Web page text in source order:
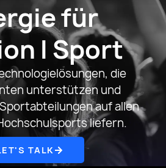
für
I Sport
die
unterstützen und
auf allen
liefern.
TALK